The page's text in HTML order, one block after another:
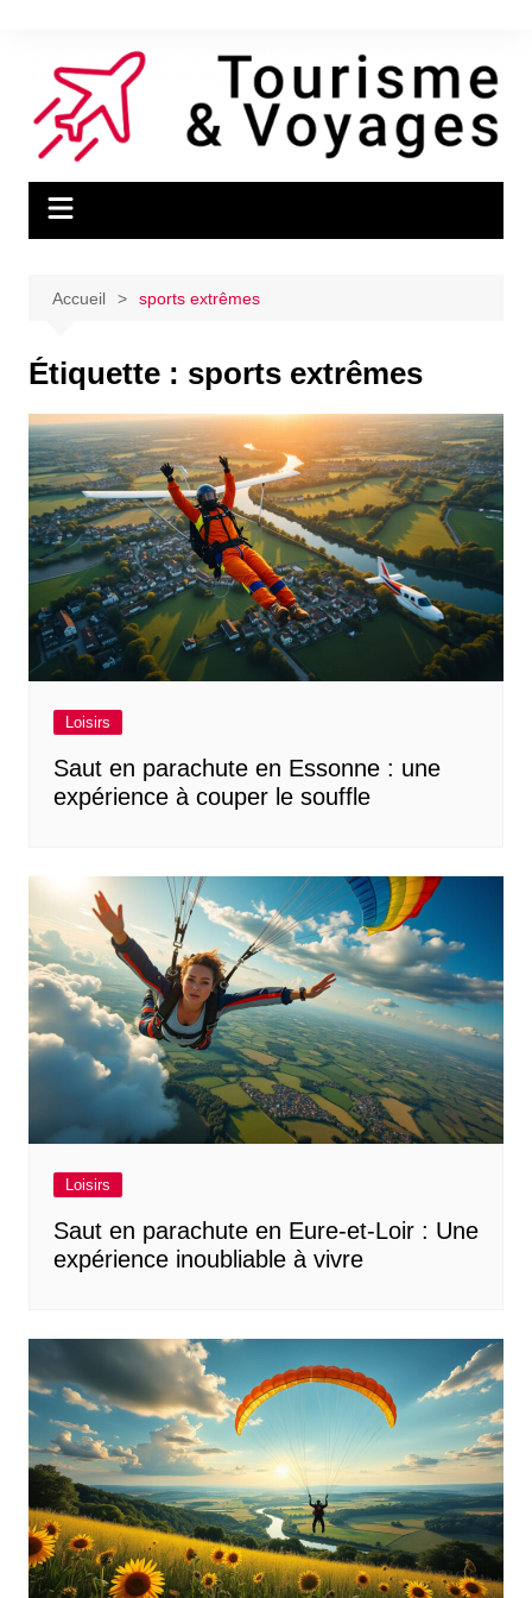
contenu
Accueil sports extrêmes
Étiquette : sports extrêmes
Loisirs
Saut en parachute en Essonne : une
expérience à couper le souffle
Loisirs
Saut en parachute en Eure-et-Loir : Une
expérience inoubliable à vivre